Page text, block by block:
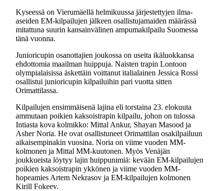
Kyseessä on Vierumäellä helmikuussa järjestettyjen ilma-
aseiden EM-kilpailujen jälkeen osallistujamaiden määrässä
mitattuna suurin kansainvälinen ampumakilpailu Suomessa
tänä vuonna.
Junioricupin osanottajien joukossa on useita ikäluokkansa
ehdottomia maailman huippuja. Naisten trapin Lontoon
olympialaisissa äskettäin voittanut italialainen Jessica Rossi
osallistui junioricupin kilpailuihin pari vuotta sitten
Orimattilassa.
Kilpailujen ensimmäisenä lajina eli torstaina 23. elokuuta
ammutaan poikien kaksoistrapin kilpailu, johon on tulossa
Intiasta kova kolmikko: Mittal Ankur, Shayan Masood ja
Asher Noria. He ovat osallistuneet Orimattilan osakilpailuun
aikaisempinakin vuosina. Noria on viime vuoden MM-
kolmonen ja Mittal MM-kuutonen. Myös Venäjän
joukkueista löytyy lajin huippunimiä: kevään EM-kilpailujen
poikien kaksoistrapin ykkönen ja viime vuoden MM-
hopeamies Artem Nekrasov ja EM-kilpailujen kolmonen
Kirill Fokeev.